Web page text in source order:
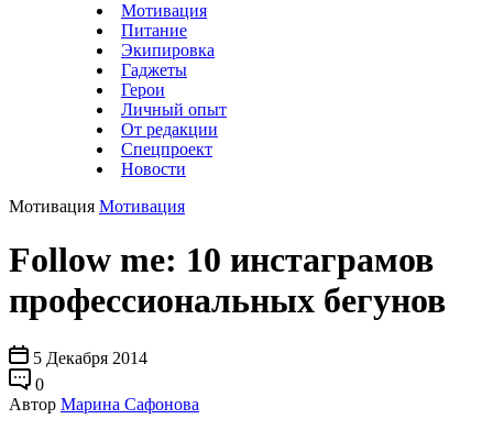
Мотивация
Питание
Экипировка
Гаджеты
Герои
Личный опыт
От редакции
Спецпроект
Новости
Мотивация Мотивация
Follow me: 10 инстаграмов
профессиональных бегунов
5 Декабря 2014
0
Автор Марина Сафонова